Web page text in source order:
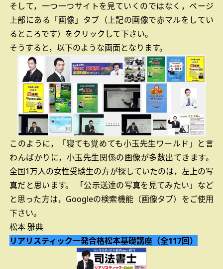
そして，一つ一つサイトを見ていくのではなく，ページ
上部にある「画像」タブ（上記の画像で赤マルをしてい
るところです）をクリックして下さい。
そうすると，以下のような画面となります。
このように，「寝ても覚めても小玉先生ワールド」と言
わんばかりに，小玉先生関係の画像が多数出てきます。
全国1万人の女性受験生の方が探していたのは，左上の写
真だと思います。
「公示送達の写真を見てみたい」など
と思った方は，Googleの検索機能（画像タブ）をご使用
下さい。
松本 雅典
リアリスティック一発合格松本基礎講座 （全117回）